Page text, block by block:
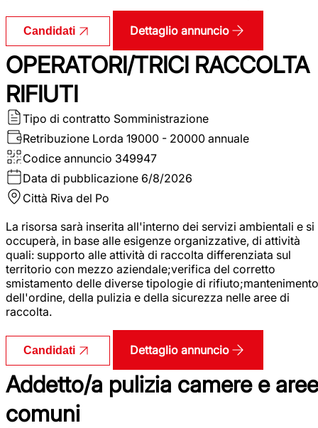
Candidati Dettaglio annuncio
OPERATORI/TRICI RACCOLTA
RIFIUTI
Tipo di contratto Somministrazione
Retribuzione Lorda 19000 - 20000 annuale
Codice annuncio 349947
Data di pubblicazione 6/8/2026
Città Riva del Po
La risorsa sarà inserita all'interno dei servizi ambientali e si
occuperà, in base alle esigenze organizzative, di attività
quali: supporto alle attività di raccolta differenziata sul
territorio con mezzo aziendale;verifica del corretto
smistamento delle diverse tipologie di rifiuto;mantenimento
dell'ordine, della pulizia e della sicurezza nelle aree di
raccolta.
Candidati Dettaglio annuncio
Addetto/a pulizia camere e aree
comuni